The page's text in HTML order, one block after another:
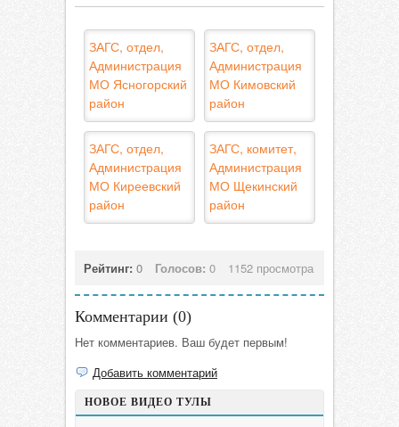
ЗАГС, отдел,
Администрация
МО Ясногорский
район
ЗАГС, отдел,
Администрация
МО Кимовский
район
ЗАГС, отдел,
Администрация
МО Киреевский
район
ЗАГС, комитет,
Администрация
МО Щекинский
район
Рейтинг: 0 Голосов: 0 1152 просмотра
Комментарии (0)
Нет комментариев. Ваш будет первым!
Добавить комментарий
НОВОЕ ВИДЕО ТУЛЫ